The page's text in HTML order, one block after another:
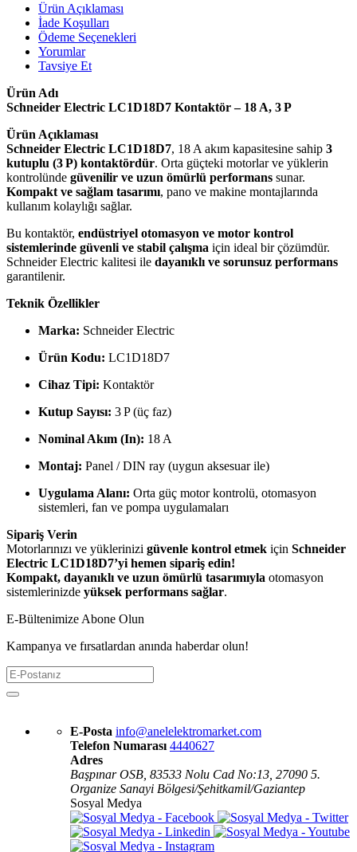
Ürün Açıklaması
İade Koşulları
Ödeme Seçenekleri
Yorumlar
Tavsiye Et
Ürün Adı
Schneider Electric LC1D18D7 Kontaktör – 18 A, 3 P
Ürün Açıklaması
Schneider Electric LC1D18D7, 18 A akım kapasitesine sahip 3
kutuplu (3 P) kontaktördür. Orta güçteki motorlar ve yüklerin
kontrolünde güvenilir ve uzun ömürlü performans sunar.
Kompakt ve sağlam tasarımı, pano ve makine montajlarında
kullanım kolaylığı sağlar.
Bu kontaktör, endüstriyel otomasyon ve motor kontrol
sistemlerinde güvenli ve stabil çalışma için ideal bir çözümdür.
Schneider Electric kalitesi ile dayanıklı ve sorunsuz performans
garantilenir.
Teknik Özellikler
Marka: Schneider Electric
Ürün Kodu: LC1D18D7
Cihaz Tipi: Kontaktör
Kutup Sayısı: 3 P (üç faz)
Nominal Akım (In): 18 A
Montaj: Panel / DIN ray (uygun aksesuar ile)
Uygulama Alanı: Orta güç motor kontrolü, otomasyon
sistemleri, fan ve pompa uygulamaları
Sipariş Verin
Motorlarınızı ve yüklerinizi güvenle kontrol etmek için Schneider
Electric LC1D18D7’yi hemen sipariş edin!
Kompakt, dayanıklı ve uzun ömürlü tasarımıyla otomasyon
sistemlerinizde yüksek performans sağlar.
E-Bültenimize Abone Olun
Kampanya ve fırsatlardan anında haberdar olun!
E-Posta info@anelelektromarket.com
Telefon Numarası 4440627
Adres
Başpınar OSB, 83533 Nolu Cad No:13, 27090 5.
Organize Sanayi Bölgesi/Şehitkamil/Gaziantep
Sosyal Medya